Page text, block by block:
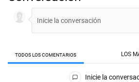
TODOS LOS COMENTARIOS LOS
Todos los comentarios
Inicie la